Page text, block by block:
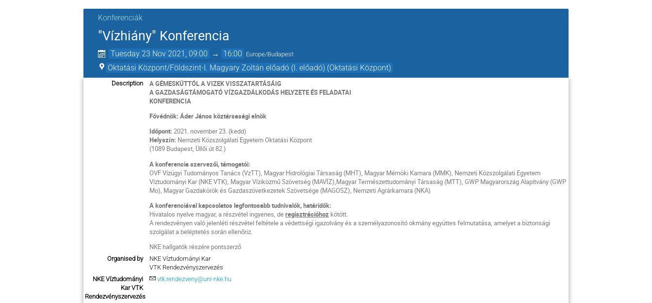
Konferenciák
"Vízhiány" Konferencia
Tuesday 23 Nov 2021, 09:00 → 16:00 Europe/Budapest
Oktatási Központ/Földszint-I. Magyary Zoltán előadó (I. előadó) (Oktatási Központ)
Description
A GÉMESKÚTTÓL A VIZEK VISSZATARTÁSÁIG
A GAZDASÁGTÁMOGATÓ VÍZGAZDÁLKODÁS HELYZETE ÉS FELADATAI
KONFERENCIA
Fővédnök: Áder János köztársasági elnök
Időpont: 2021. november 23. (kedd)
Helyszín: Nemzeti Közszolgálati Egyetem Oktatási Központ
(1089 Budapest, Üllői út 82.)
A konferencia szervezői, támogatói:
OVF Vízügyi Tudományos Tanács (VzTT), Magyar Hidrológiai Társaság (MHT), Magyar Mérnöki Kamara (MMK), Nemzeti Közszolgálati Egyetem
Víztudományi Kar (NKE VTK), Magyar Víziközmű Szövetség (MAVÍZ),Magyar Természettudományi Társaság (MTT), GWP Magyarország Alapítvány (GWP
Mo), Magyar Gazdakörök és Gazdaszövetkezetek Szövetsége (MAGOSZ), Nemzeti Agrárkamara (NKA)
A konferenciával kapcsolatos legfontosabb tudnivalók, határidők:
Hivatalos nyelve magyar, a részvétel ingyenes, deregisztrációhoz kötött.
A rendezvényen való jelenléti részvétel feltétele a védettségi igazolvány és a személyazonosító okmány együttes felmutatása, amelyet a biztonsági
szolgálat a beléptetés során ellenőriz.
NKE hallgatók részére pontszerző
Organised by
NKE Víztudományi Kar
VTK Rendezvényszervezés
NKE Víztudományi
Kar VTK
Rendezvényszervezés
vtk.rendezveny@uni-nke.hu